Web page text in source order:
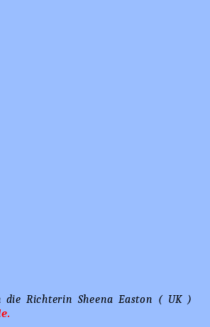
Richterin Sheena Easton ( UK )